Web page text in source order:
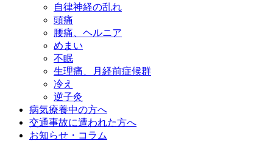
自律神経の乱れ
頭痛
腰痛、ヘルニア
めまい
不眠
生理痛、月経前症候群
冷え
逆子灸
病気療養中の方へ
交通事故に遭われた方へ
お知らせ・コラム